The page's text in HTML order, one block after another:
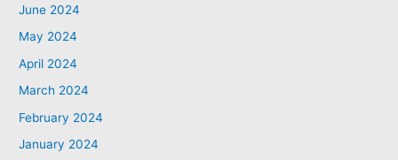
June 2024
May 2024
April 2024
March 2024
February 2024
January 2024